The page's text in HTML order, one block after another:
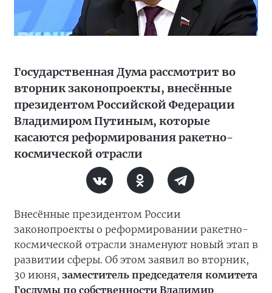
Государственная Дума рассмотрит во
вторник законопроекты, внесённые
президентом Российской Федерации
Владимиром Путиным, которые
касаются реформирования ракетно-
космической отрасли
Внесённые президентом России
законопроекты о реформировании ракетно-
космической отрасли знаменуют новый этап в
развитии сферы. Об этом заявил во вторник,
30 июня, заместитель председателя комитета
Госдумы по собственности Владимир